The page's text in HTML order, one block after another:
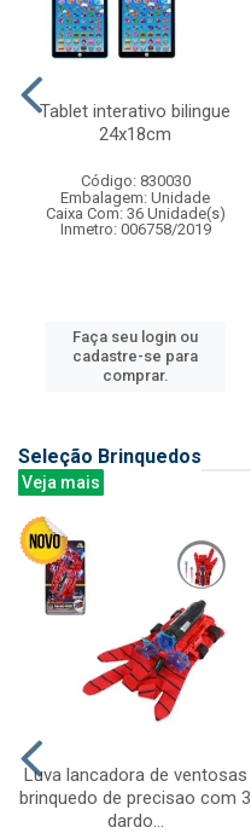
Tablet interativo bilingue
24x18cm
Código: 830030
Embalagem: Unidade
Caixa Com: 36 Unidade(s)
Inmetro: 006758/2019
Faça seu login ou
cadastre-se para
comprar.
Seleção Brinquedos
Veja mais
Luva lancadora de ventosas
brinquedo de precisao com 3
dardo...